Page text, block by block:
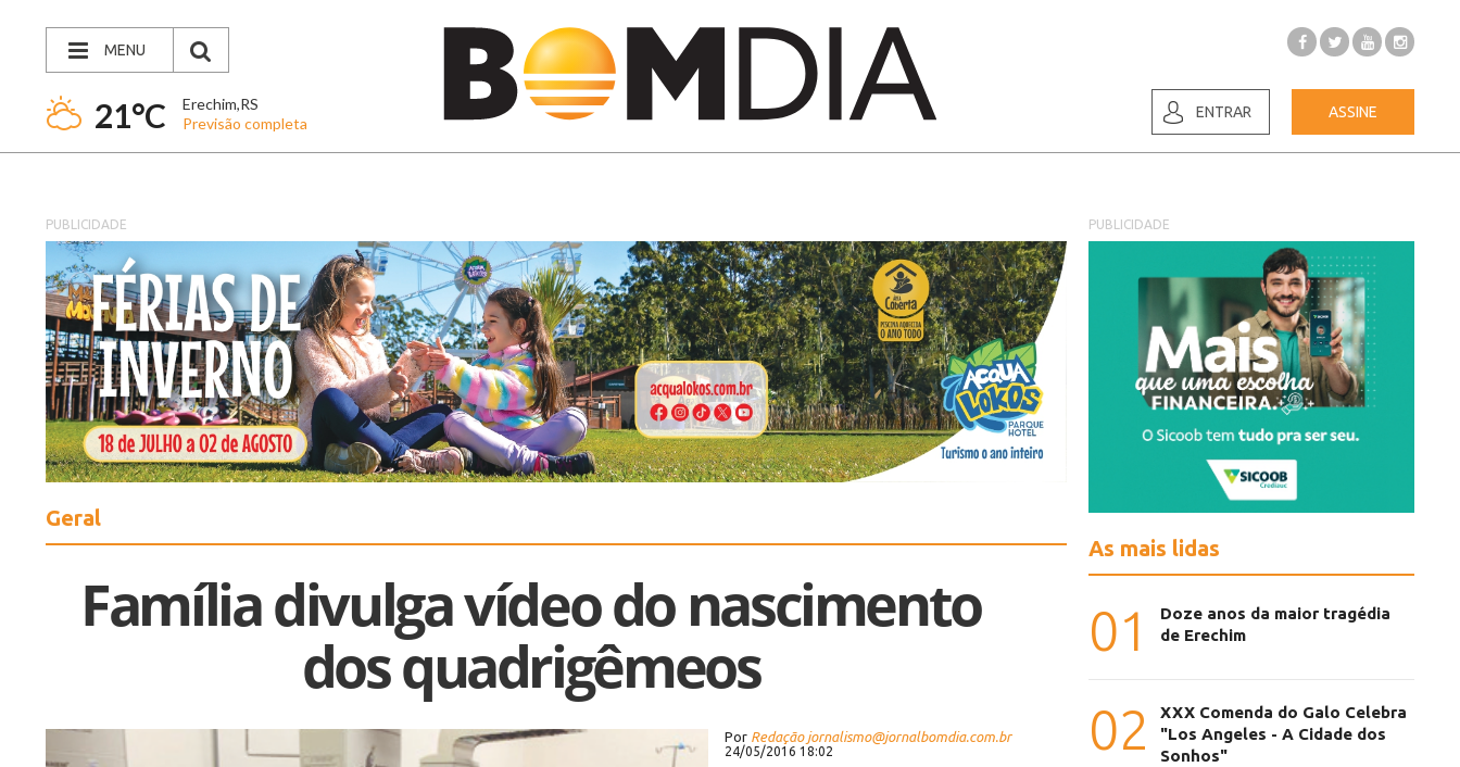
MENU
21°C
Erechim,RS
Previsão completa
ENTRAR ASSINE
PUBLICIDADE
Geral
Família divulga vídeo do nascimento
dos quadrigêmeos
Por Redação jornalismo@jornalbomdia.com.br
24/05/2016 18:02
PUBLICIDADE
As mais lidas
01
Doze anos da maior tragédia
de Erechim
02
XXX Comenda do Galo Celebra
"Los Angeles - A Cidade dos
Sonhos"